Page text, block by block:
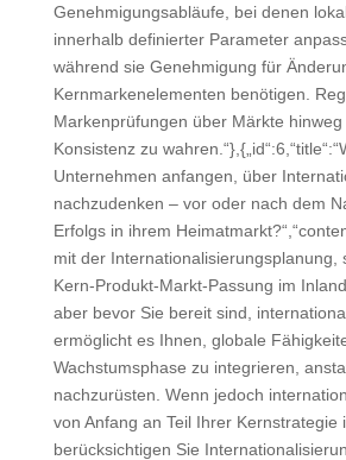
Genehmigungsabläufe, bei denen
innerhalb definierter Parameter
während sie Genehmigung für
Kernmarkenelementen benötigen.
Markenprüfungen über Märkte hinweg
Konsistenz zu
Unternehmen anfangen, über
nachzudenken – vor oder nach dem
Erfolgs in ihrem
mit der Internationalisierungsplanung,
Kern-Produkt-Markt-Passung im
aber bevor Sie bereit sind,
ermöglicht es Ihnen, globale
Wachstumsphase zu integrieren,
nachzurüsten. Wenn jedoch
von Anfang an Teil Ihrer Kernstrategie
berücksichtigen Sie